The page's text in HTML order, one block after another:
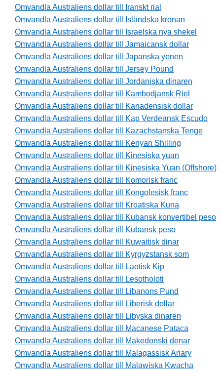
Omvandla Australiens dollar till Iranskt rial
Omvandla Australiens dollar till Isländska kronan
Omvandla Australiens dollar till Israelska nya shekel
Omvandla Australiens dollar till Jamaicansk dollar
Omvandla Australiens dollar till Japanska yenen
Omvandla Australiens dollar till Jersey Pound
Omvandla Australiens dollar till Jordaniska dinaren
Omvandla Australiens dollar till Kambodjansk Riel
Omvandla Australiens dollar till Kanadensisk dollar
Omvandla Australiens dollar till Kap Verdeansk Escudo
Omvandla Australiens dollar till Kazachstanska Tenge
Omvandla Australiens dollar till Kenyan Shilling
Omvandla Australiens dollar till Kinesiska yuan
Omvandla Australiens dollar till Kinesiska Yuan (Offshore)
Omvandla Australiens dollar till Komorisk franc
Omvandla Australiens dollar till Kongolesisk franc
Omvandla Australiens dollar till Kroatiska Kuna
Omvandla Australiens dollar till Kubansk konvertibel peso
Omvandla Australiens dollar till Kubansk peso
Omvandla Australiens dollar till Kuwaitisk dinar
Omvandla Australiens dollar till Kyrgyzstansk som
Omvandla Australiens dollar till Laotisk Kip
Omvandla Australiens dollar till Lesotholoti
Omvandla Australiens dollar till Libanons Pund
Omvandla Australiens dollar till Liberisk dollar
Omvandla Australiens dollar till Libyska dinaren
Omvandla Australiens dollar till Macanese Pataca
Omvandla Australiens dollar till Makedonski denar
Omvandla Australiens dollar till Malagassisk Ariary
Omvandla Australiens dollar till Malawiska Kwacha